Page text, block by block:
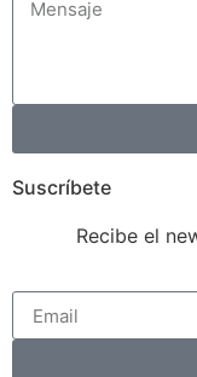
Suscríbete
Recibe el